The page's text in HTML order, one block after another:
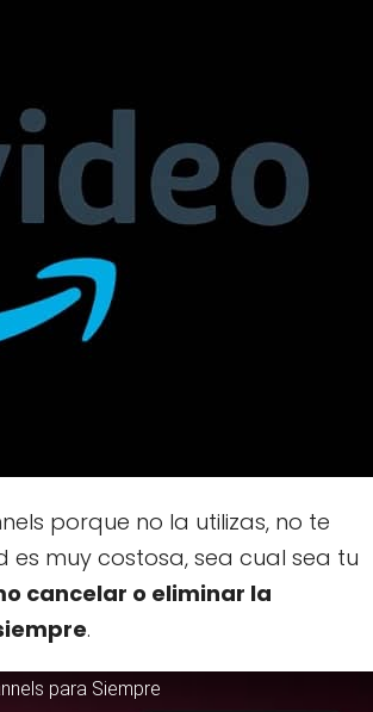
porque no la utilizas, no te
muy costosa, sea cual sea tu
cancelar o eliminar la
.
para Siempre